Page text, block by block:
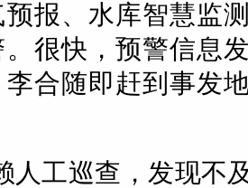
报、水库智慧监
。很快，预警信息
合随即赶到事发
工巡查，发现不